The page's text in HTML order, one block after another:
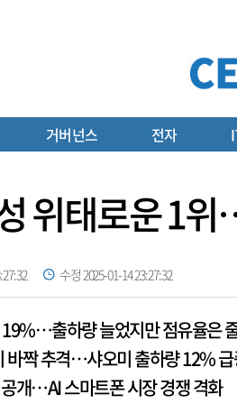
거버넌스 전자
위태로운 1
수정 2025-01-14 23:27:32
19%…출하량 늘었지만 점유율은
바짝 추격…샤오미 출하량 12%
개…AI 스마트폰 시장 경쟁 격화